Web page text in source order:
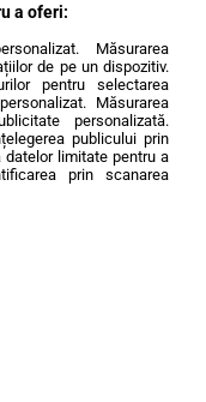
la
a oferi:
Măsurarea
de pe un dispozitiv.
pentru selectarea
Măsurarea
personalizată.
publicului prin
limitate pentru a
prin scanarea